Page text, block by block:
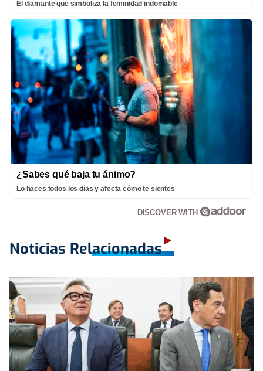
El diamante que simboliza la feminidad indomable
¿Sabes qué baja tu ánimo?
Lo haces todos los días y afecta cómo te sientes
DISCOVER WITH
Noticias Relacionadas